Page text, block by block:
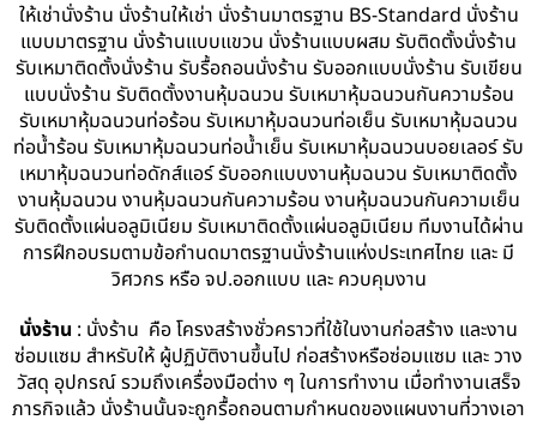
ให้เช่านั่งร้าน นั่งร้านให้เช่า นั่งร้านมาตรฐาน BS-Standard นั่งร้าน
แบบมาตรฐาน นั่งร้านแบบแขวน นั่งร้านแบบผสม รับติดตั้งนั่งร้าน
รับเหมาติดตั้งนั่งร้าน รับรื้อถอนนั่งร้าน รับออกแบบนั่งร้าน รับเขียน
แบบนั่งร้าน รับติดตั้งงานหุ้มฉนวน รับเหมาหุ้มฉนวนกันความร้อน
รับเหมาหุ้มฉนวนท่อร้อน รับเหมาหุ้มฉนวนท่อเย็น รับเหมาหุ้มฉนวน
ท่อน้ำร้อน รับเหมาหุ้มฉนวนท่อน้ำเย็น รับเหมาหุ้มฉนวนบอยเลอร์ รับ
เหมาหุ้มฉนวนท่อดักส์แอร์ รับออกแบบงานหุ้มฉนวน รับเหมาติดตั้ง
งานหุ้มฉนวน งานหุ้มฉนวนกันความร้อน งานหุ้มฉนวนกันความเย็น
รับติดตั้งแผ่นอลูมิเนียม รับเหมาติดตั้งแผ่นอลูมิเนียม ทีมงานได้ผ่าน
การฝึกอบรมตามข้อกำนดมาตรฐานนั่งร้านแห่งประเทศไทย และ มี
วิศวกร หรือ จป.ออกแบบ และ ควบคุมงาน
นั่งร้าน : นั่งร้าน คือ โครงสร้างชั่วคราวที่ใช้ในงานก่อสร้าง และงาน
ซ่อมแซม สำหรับให้ ผู้ปฏิบัติงานขึ้นไป ก่อสร้างหรือซ่อมแซม และ วาง
วัสดุ อุปกรณ์ รวมถึงเครื่องมือต่าง ๆ ในการทำงาน เมื่อทำงานเสร็จ
ภารกิจแล้ว นั่งร้านนั้นจะถูกรื้อถอนตามกำหนดของแผนงานที่วางเอา